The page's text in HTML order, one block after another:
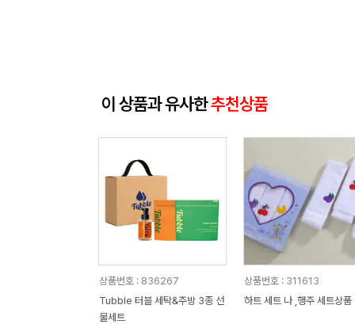
이 상품과 유사한추천상품
상품번호 : 836267
Tubble 터블 세탁&주방 3종 선
물세트
상품번호 : 311613
하트 세트 나 ,행주 세트상품